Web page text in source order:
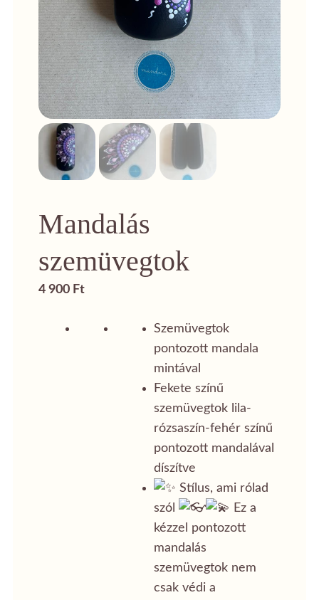
Mandalás
szemüvegtok
4 900 Ft
Szemüvegtok
pontozott mandala
mintával
Fekete színű
szemüvegtok lila-
rózsaszín-fehér színű
pontozott mandalával
díszítve
Stílus, ami rólad
szól
Ez a
kézzel pontozott
mandalás
szemüvegtok nem
csak védi a